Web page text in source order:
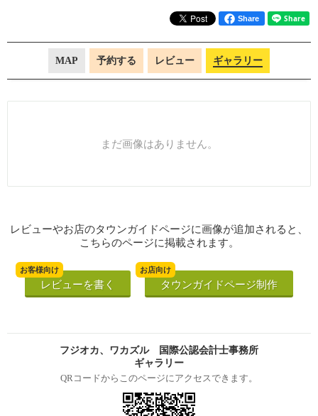
Share
MAP 予約する レビュー ギャラリー
まだ画像はありません。
レビューやお店のタウンガイドページに画像が追加されると、
こちらのページに掲載されます。
お客様向け
レビューを書く
お店向け
タウンガイドページ制作
フジオカ、ワカズル 国際公認会計士事務所
ギャラリー
QRコードからこのページにアクセスできます。